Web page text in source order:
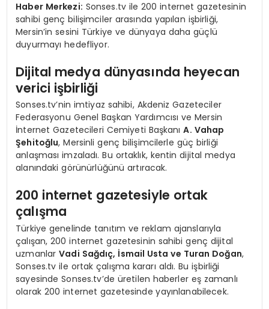
Haber Merkezi: Sonses.tv ile 200 internet gazetesinin
sahibi genç bilişimciler arasında yapılan işbirliği,
Mersin’in sesini Türkiye ve dünyaya daha güçlü
duyurmayı hedefliyor.
Dijital medya dünyasında heyecan
verici işbirliği
Sonses.tv’nin imtiyaz sahibi, Akdeniz Gazeteciler
Federasyonu Genel Başkan Yardımcısı ve Mersin
İnternet Gazetecileri Cemiyeti BaşkanıA. Vahap
Şehitoğlu, Mersinli genç bilişimcilerle güç birliği
anlaşması imzaladı. Bu ortaklık, kentin dijital medya
alanındaki görünürlüğünü artıracak.
200 internet gazetesiyle ortak
çalışma
Türkiye genelinde tanıtım ve reklam ajanslarıyla
çalışan, 200 internet gazetesinin sahibi genç dijital
uzmanlarVadi Sağdıç, İsmail Usta ve Turan Doğan,
Sonses.tv ile ortak çalışma kararı aldı. Bu işbirliği
sayesinde Sonses.tv’de üretilen haberler eş zamanlı
olarak 200 internet gazetesinde yayınlanabilecek.